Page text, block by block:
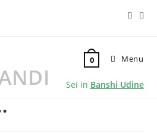
0 Menu
Sei in Banshi Udine